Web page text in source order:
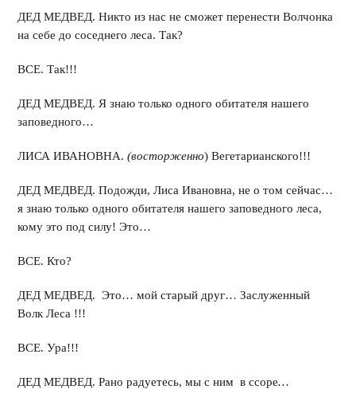
ДЕД МЕДВЕД. Никто из нас не сможет перенести Волчонка
на себе до соседнего леса. Так?
ВСЕ. Так!!!
ДЕД МЕДВЕД. Я знаю только одного обитателя нашего
заповедного…
ЛИСА ИВАНОВНА.(восторженно) Вегетарианского!!!
ДЕД МЕДВЕД. Подожди, Лиса Ивановна, не о том сейчас…
я знаю только одного обитателя нашего заповедного леса,
кому это под силу! Это…
ВСЕ. Кто?
ДЕД МЕДВЕД. Это… мой старый друг… Заслуженный
Волк Леса !!!
ВСЕ. Ура!!!
ДЕД МЕДВЕД. Рано радуетесь, мы с ним в ссоре…